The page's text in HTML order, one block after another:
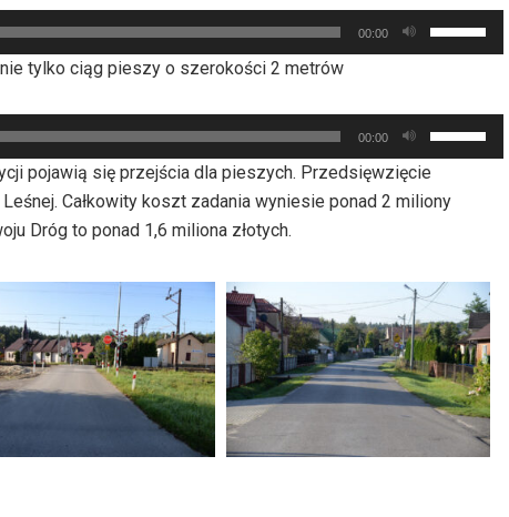
00:00
strzałek
oraz
do
dołu
lub
zmniejszyć
głośność.
tylko ciąg pieszy o szerokości 2 metrów
00:00
strzałek
góry
dołu
aby
zwiększyć
lub
zmniejszyć
głośność.
pojawią się przejścia dla pieszych. Przedsięwzięcie
Całkowity koszt zadania wyniesie ponad 2 miliony
Dróg to ponad 1,6 miliona złotych.